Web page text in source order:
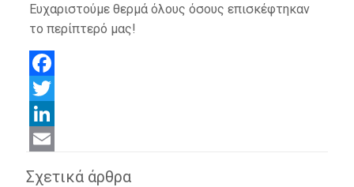
Ευχαριστούμε θερμά όλους όσους επισκέφτηκαν
το περίπτερό μας!
Facebook
Twitter
LinkedIn
Σχετικά άρθρα